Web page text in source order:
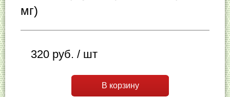
мг)
320 руб. / шт
В корзину